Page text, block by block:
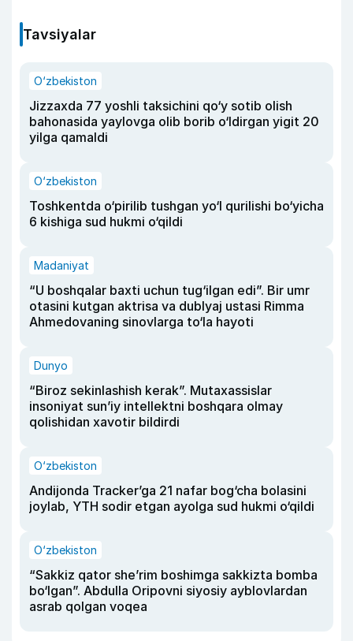
Tavsiyalar
O‘zbekiston
Jizzaxda 77 yoshli taksichini qo‘y sotib olish
bahonasida yaylovga olib borib o‘ldirgan yigit 20
yilga qamaldi
O‘zbekiston
Toshkentda o‘pirilib tushgan yo‘l qurilishi bo‘yicha
6 kishiga sud hukmi o‘qildi
Madaniyat
“U boshqalar baxti uchun tug‘ilgan edi”. Bir umr
otasini kutgan aktrisa va dublyaj ustasi Rimma
Ahmedovaning sinovlarga to‘la hayoti
Dunyo
“Biroz sekinlashish kerak”. Mutaxassislar
insoniyat sun’iy intellektni boshqara olmay
qolishidan xavotir bildirdi
O‘zbekiston
Andijonda Tracker’ga 21 nafar bog‘cha bolasini
joylab, YTH sodir etgan ayolga sud hukmi o‘qildi
O‘zbekiston
“Sakkiz qator she’rim boshimga sakkizta bomba
bo‘lgan”. Abdulla Oripovni siyosiy ayblovlardan
asrab qolgan voqea